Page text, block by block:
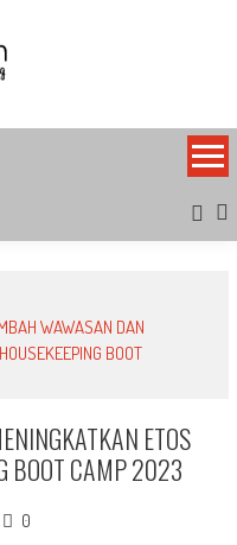
WAWASAN DAN
BOOT
ETOS
BOOT CAMP 2023
0